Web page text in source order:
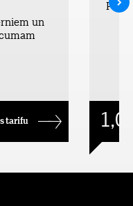
un
tarifu